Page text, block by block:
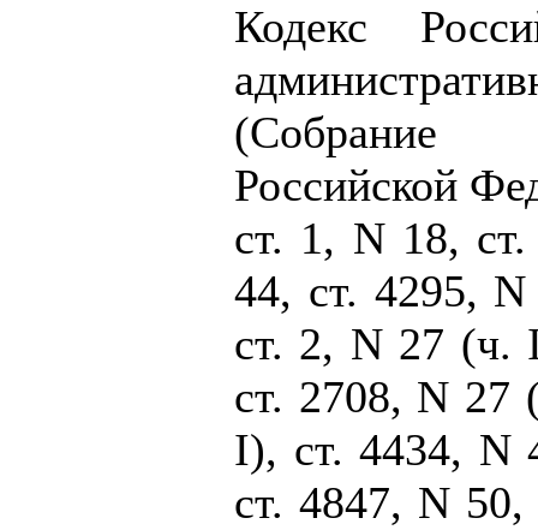
Кодекс
(Собрание
Российской
ст. 1, N 18,
44, ст. 4295,
ст. 2, N 27 (ч.
ст. 2708, N 27
I), ст. 4434, N
ст. 4847, N